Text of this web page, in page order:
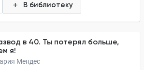
В библиотеку
в 40. Ты потерял больше,
я!
Мендес